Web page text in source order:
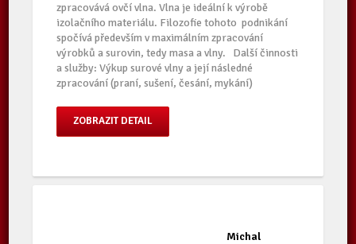
zpracovává ovčí vlna. Vlna je ideální k výrobě
izolačního materiálu. Filozofie tohoto podnikání
spočívá především v maximálním zpracování
výrobků a surovin, tedy masa a vlny. Další činnosti
a služby: Výkup surové vlny a její následné
zpracování (praní, sušení, česání, mykání)
ZOBRAZIT DETAIL
Michal